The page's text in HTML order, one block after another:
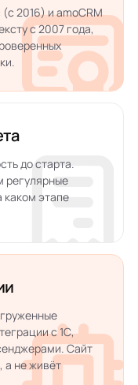
(с 2016) и amoCRM
с 2007 года,
до старта.
регулярные
каком этапе
с 1С,
Сайт
а не живёт